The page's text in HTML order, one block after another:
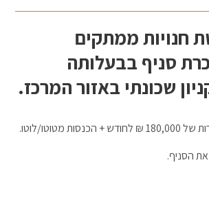
חנויות ממתקים
סניף בבעלותה
שכונתי באזור המרכז.
מטוטו/לוטו.
את הסניף.